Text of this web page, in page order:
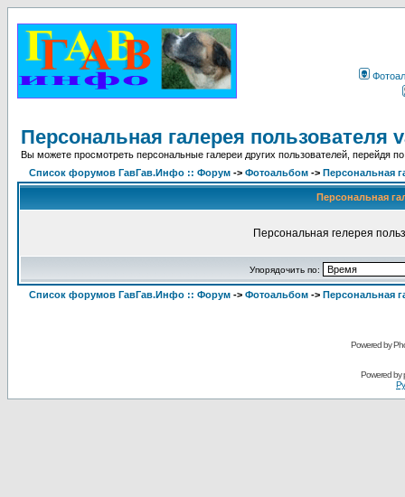
Персональная галерея пользователя
Вы можете просмотреть персональные галереи других пользователей, перейдя
Список форумов ГавГав.Инфо :: Форум -> Фотоальбом -> Персональная
Персональная
Персональная гелерея
Упорядочить по:
Список форумов ГавГав.Инфо :: Форум -> Фотоальбом -> Персональная
Powered by
Powered by